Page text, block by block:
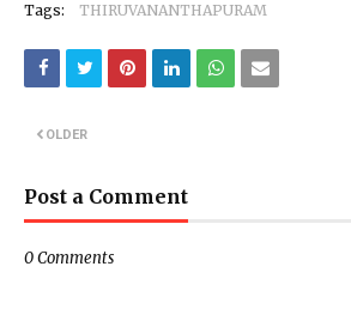
Tags: THIRUVANANTHAPURAM
OLDER
Post a Comment
0 Comments